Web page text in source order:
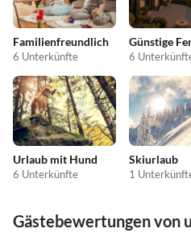
Familienfreundlich
6 Unterkünfte 6
Urlaub mit Hund
6 Unterkünfte
Skiurlaub
1
Gästebewertungen von